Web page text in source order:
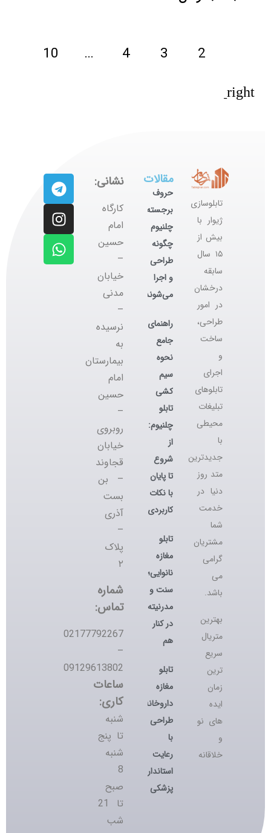
2
3
4
…
10
تابلوسازی
ژیوار با
بیش از
۱۵ سال
سابقه
درخشان
در امور
طراحی،
ساخت
و
اجرای
تابلوهای
تبلیغات
محیطی
با
جدیدترین
متد روز
دنیا در
خدمت
شما
مشتریان
گرامی
می
باشد.
بهترین
متریال
سریع
ترین
زمان
ایده
های نو
و
خلاقانه
مقالات
حروف
برجسته
چلنیوم
چگونه
طراحی
و اجرا
می‌شوند؟
راهنمای
جامع
نحوه
سیم
کشی
تابلو
چلنیوم:
از
شروع
تا پایان
با نکات
کاربردی
تابلو
مغازه
نانوایی؛
سنت و
مدرنیته
در کنار
هم
تابلو
مغازه
داروخانه؛
طراحی
با
رعایت
استانداردهای
پزشکی
نشانی:
کارگاه
‌امام
حسین
–
خیابان
مدنی
–
نرسیده
به
بیمارستان
امام
حسین
–
روبروی
خیابان
قجاوند
– بن
بست
آذری
–
پلاک
۲
شماره
تماس:
02177792267
–
09129613802
ساعات
کاری:
شنبه
تا پنج
شنبه
8
صبح
تا 21
شب